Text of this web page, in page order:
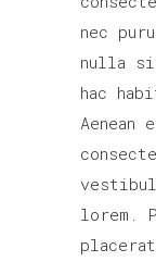
nec
nulla
hac
lorem.